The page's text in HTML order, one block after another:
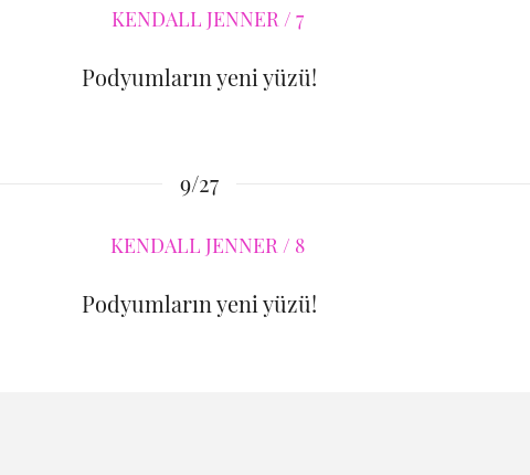
Podyumların yeni yüzü!
9/27
Podyumların yeni yüzü!